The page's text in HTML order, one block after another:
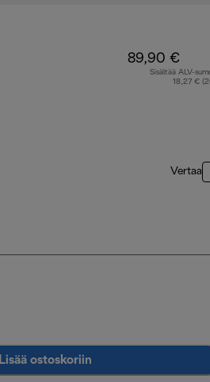
89,90 €
Sisältää ALV-
18,27 €
Vertaa
Lisää ostoskoriin